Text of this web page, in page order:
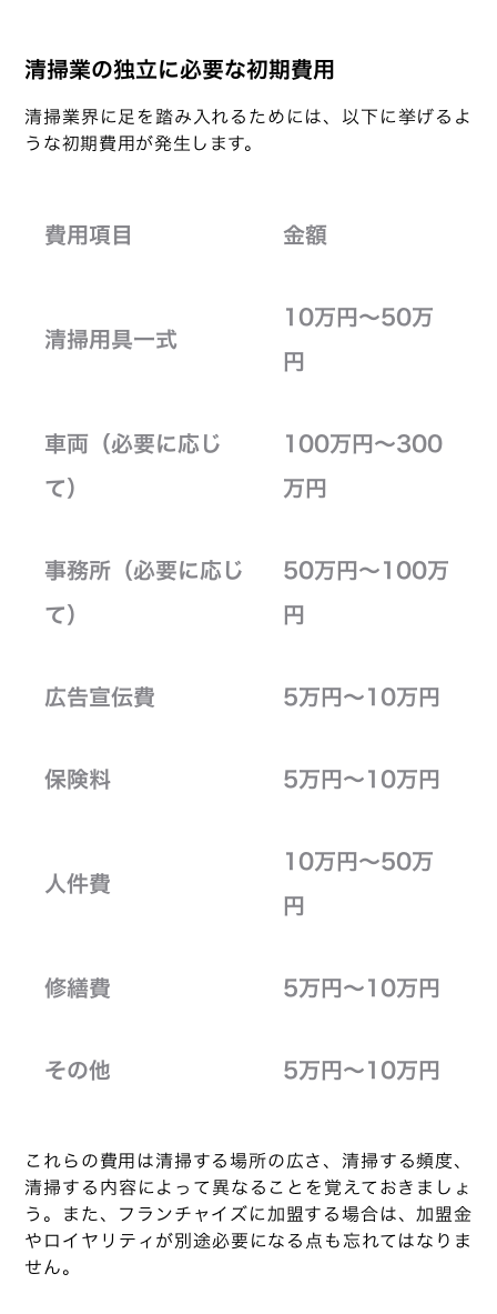
清掃業の独立に必要な初期費用
清掃業界に足を踏み入れるためには、以下に挙げるよ
うな初期費用が発生します。
費用項目 金額
清掃用具一式
10万円～50万
円
車両（必要に応じ
て）
100万円～300
万円
事務所（必要に応じ
て）
50万円～100万
円
広告宣伝費 5万円～10万円
保険料 5万円～10万円
人件費
10万円～50万
円
修繕費 5万円～10万円
その他 5万円～10万円
これらの費用は清掃する場所の広さ、清掃する頻度、
清掃する内容によって異なることを覚えておきましょ
う。また、フランチャイズに加盟する場合は、加盟金
やロイヤリティが別途必要になる点も忘れてはなりま
せん。